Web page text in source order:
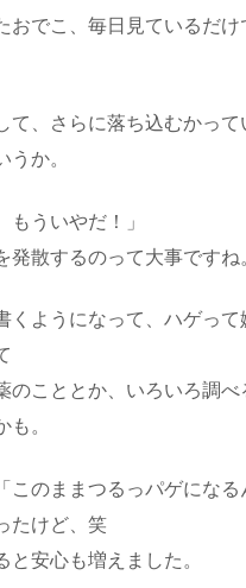
おでこ、毎日見ているだけ
て、さらに落ち込むかって
うか。
もういやだ！」
発散するのって大事ですね
くようになって、ハゲって
のこととか、いろいろ調べ
も。
このままつるっパゲにな
たけど、笑
と安心も増えました。